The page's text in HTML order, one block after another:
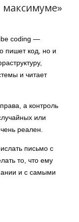
coding —
пишет код, но и
и читает
а контроль
или
реален.
письмо с
то, что ему
и с самыми